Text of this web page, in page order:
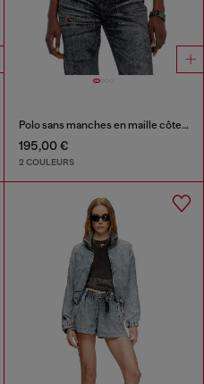
Polo sans manches en maille côtelée, mélange de soie
195,00 €
2 COULEURS